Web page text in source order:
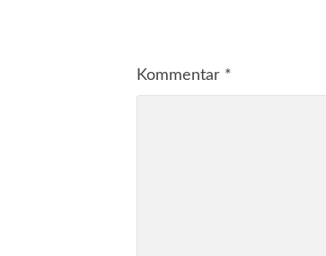
Kommentar *